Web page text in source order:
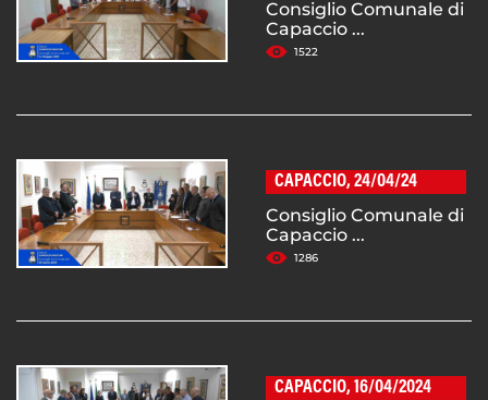
Consiglio Comunale di
Capaccio ...
1522
CAPACCIO, 24/04/24
Consiglio Comunale di
Capaccio ...
1286
CAPACCIO, 16/04/2024